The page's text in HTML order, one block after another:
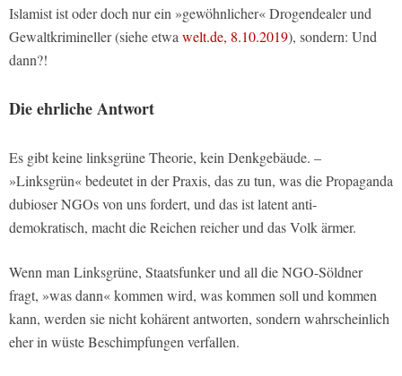
Islamist ist oder doch nur ein »gewöhnlicher« Drogendealer und
Gewaltkrimineller (siehe etwa welt.de, 8.10.2019), sondern: Und
dann?!
Die ehrliche Antwort
Es gibt keine linksgrüne Theorie, kein Denkgebäude. –
»Linksgrün« bedeutet in der Praxis, das zu tun, was die Propaganda
dubioser NGOs von uns fordert, und das ist latent anti-
demokratisch, macht die Reichen reicher und das Volk ärmer.
Wenn man Linksgrüne, Staatsfunker und all die NGO-Söldner
fragt, »was dann« kommen wird, was kommen soll und kommen
kann, werden sie nicht kohärent antworten, sondern wahrscheinlich
eher in wüste Beschimpfungen verfallen.